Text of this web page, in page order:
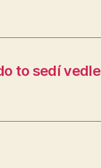
to sedí vedle